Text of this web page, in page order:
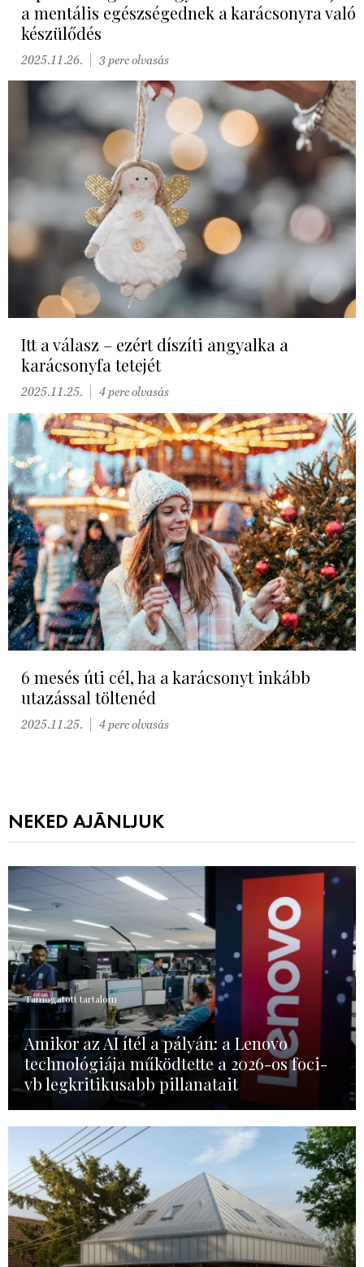
a mentális egészségednek a karácsonyra való
készülődés
2025.11.26. 3 perc olvasás
Itt a válasz – ezért díszíti angyalka a
karácsonyfa tetejét
2025.11.25. 4 perc olvasás
6 mesés úti cél, ha a karácsonyt inkább
utazással töltenéd
2025.11.25. 4 perc olvasás
NEKED AJÁNLJUK
Támogatott tartalom
Amikor az AI ítél a pályán: a Lenovo
technológiája működtette a 2026-os foci-
vb legkritikusabb pillanatait